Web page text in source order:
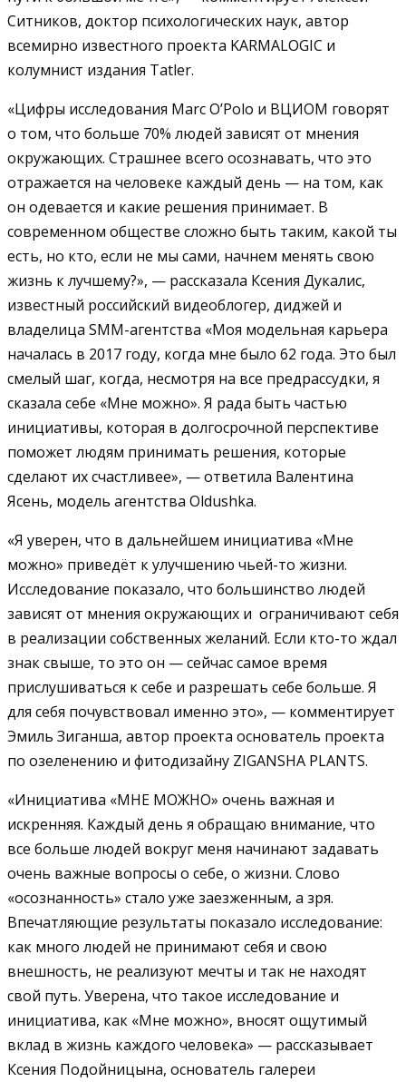
Ситников, доктор психологических наук, автор
всемирно известного проекта KARMALOGIC и
колумнист издания Tatler.
«Цифры исследования Marc O’Polo и ВЦИОМ говорят
о том, что больше 70% людей зависят от мнения
окружающих. Страшнее всего осознавать, что это
отражается на человеке каждый день — на том, как
он одевается и какие решения принимает. В
современном обществе сложно быть таким, какой ты
есть, но кто, если не мы сами, начнем менять свою
жизнь к лучшему?», — рассказала Ксения Дукалис,
известный российский видеоблогер, диджей и
владелица SMM-агентства «Моя модельная карьера
началась в 2017 году, когда мне было 62 года. Это был
смелый шаг, когда, несмотря на все предрассудки, я
сказала себе «Мне можно». Я рада быть частью
инициативы, которая в долгосрочной перспективе
поможет людям принимать решения, которые
сделают их счастливее», — ответила Валентина
Ясень, модель агентства Oldushka.
«Я уверен, что в дальнейшем инициатива «Мне
можно» приведёт к улучшению чьей-то жизни.
Исследование показало, что большинство людей
зависят от мнения окружающих и ограничивают себя
в реализации собственных желаний. Если кто-то ждал
знак свыше, то это он — сейчас самое время
прислушиваться к себе и разрешать себе больше. Я
для себя почувствовал именно это», — комментирует
Эмиль Зиганша, автор проекта основатель проекта
по озеленению и фитодизайну ZIGANSHA PLANTS.
«Инициатива «МНЕ МОЖНО» очень важная и
искренняя. Каждый день я обращаю внимание, что
все больше людей вокруг меня начинают задавать
очень важные вопросы о себе, о жизни. Слово
«осознанность» стало уже заезженным, а зря.
Впечатляющие результаты показало исследование:
как много людей не принимают себя и свою
внешность, не реализуют мечты и так не находят
свой путь. Уверена, что такое исследование и
инициатива, как «Мне можно», вносят ощутимый
вклад в жизнь каждого человека» — рассказывает
Ксения Подойницына, основатель галереи